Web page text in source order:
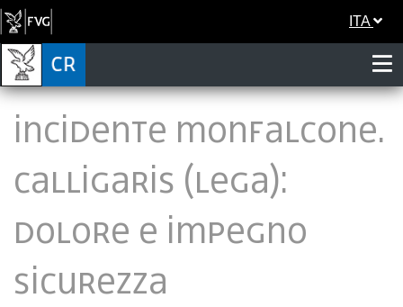
ITA
INCIDENTE MONFALCONE.
CALLIGARIS (LEGA):
DOLORE E IMPEGNO
SICUREZZA